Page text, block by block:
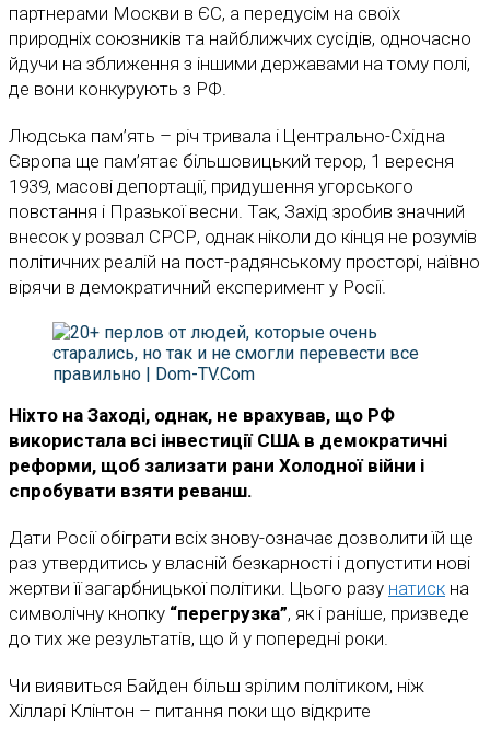
партнерами Москви в ЄС, а передусім на своїх
природніх союзників та найближчих сусідів, одночасно
йдучи на зближення з іншими державами на тому полі,
де вони конкурують з РФ.
Людська пам’ять – річ тривала і Центрально-Східна
Європа ще пам’ятає більшовицький терор, 1 вересня
1939, масові депортації, придушення угорського
повстання і Празької весни. Так, Захід зробив значний
внесок у розвал СРСР, однак ніколи до кінця не розумів
політичних реалій на пост-радянському просторі, наївно
вірячи в демократичний експеримент у Росії.
Ніхто на Заході, однак, не врахував, що РФ
використала всі інвестиції США в демократичні
реформи, щоб зализати рани Холодної війни і
спробувати взяти реванш.
Дати Росії обіграти всіх знову-означає дозволити їй ще
раз утвердитись у власній безкарності і допустити нові
жертви її загарбницької політики. Цього разу натиск на
символічну кнопку “перегрузка”, як і раніше, призведе
до тих же результатів, що й у попередні роки.
Чи виявиться Байден більш зрілим політиком, ніж
Хілларі Клінтон – питання поки що відкрите